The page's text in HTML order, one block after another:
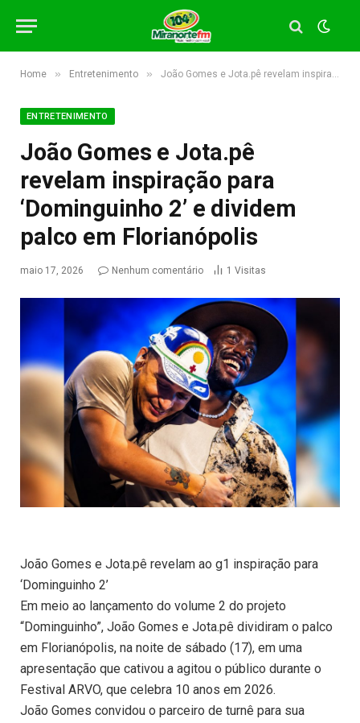
Home » Entretenimento » João Gomes e Jota.pê revelam inspiração para ‘Dominguinho 2’ e dividem palco em Florianópolis
ENTRETENIMENTO
João Gomes e Jota.pê
revelam inspiração para
‘Dominguinho 2’ e dividem
palco em Florianópolis
maio 17, 2026 Nenhum comentário 1 Visitas
João Gomes e Jota.pê revelam ao g1 inspiração para
‘Dominguinho 2’
Em meio ao lançamento do volume 2 do projeto
“Dominguinho”, João Gomes e Jota.pê dividiram o palco
em Florianópolis, na noite de sábado (17), em uma
apresentação que cativou a agitou o público durante o
Festival ARVO, que celebra 10 anos em 2026.
João Gomes convidou o parceiro de turnê para sua